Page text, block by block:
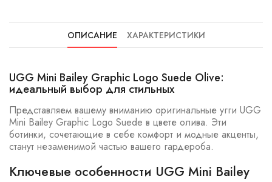
ОПИСАНИЕ ХАРАКТЕРИСТИКИ
UGG Mini Bailey Graphic Logo Suede Olive:
идеальный выбор для стильных
Представляем вашему вниманию оригинальные угги UGG
Mini Bailey Graphic Logo Suede в цвете олива. Эти
ботинки, сочетающие в себе комфорт и модные акценты,
станут незаменимой частью вашего гардероба.
Ключевые особенности UGG Mini Bailey